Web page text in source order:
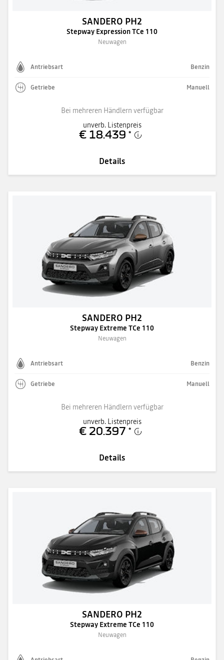
SANDERO PH2
Stepway Expression TCe 110
Neuwagen
Antriebsart Benzin
Getriebe Manuell
Bei mehreren Händlern verfügbar
unverb. Listenpreis
€ 18.439 *
Details
SANDERO PH2
Stepway Extreme TCe 110
Neuwagen
Antriebsart Benzin
Getriebe Manuell
Bei mehreren Händlern verfügbar
unverb. Listenpreis
€ 20.397 *
Details
SANDERO PH2
Stepway Extreme TCe 110
Neuwagen